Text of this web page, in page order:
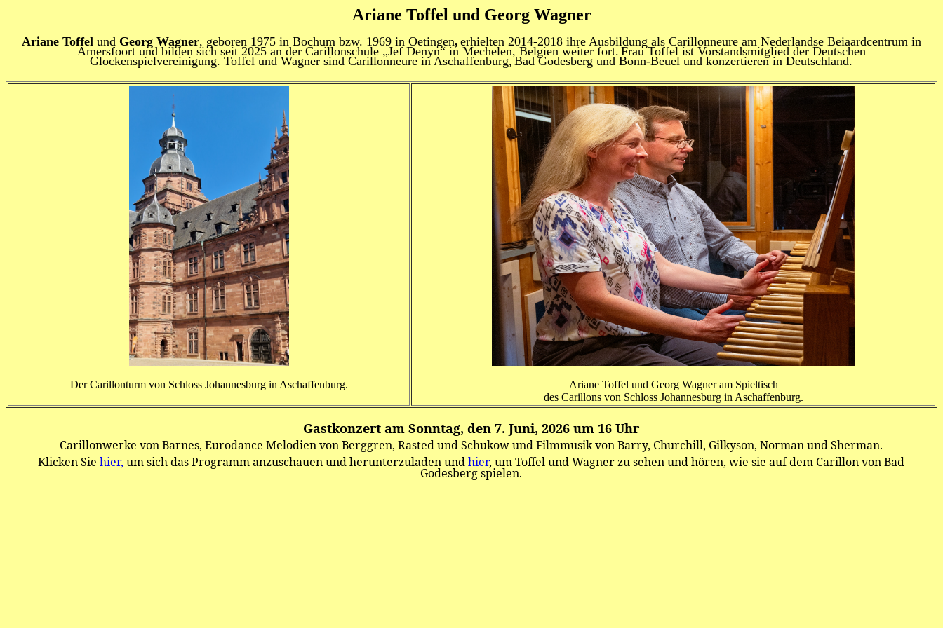
Ariane Toffel und Georg Wagner
Ariane Toffelund Georg Wagner, geboren 1975 in Bochum bzw. 1969 in Oetingen, erhielten 2014-2018 ihre Ausbildung als Carillonneure am Nederlandse Beiaardcentrum in
Amersfoort und bilden sich seit 2025 an der Carillonschule „Jef Denyn“ in Mechelen, Belgien weiter fort. Frau Toffel ist Vorstandsmitglied der Deutschen
Glockenspielvereinigung. Toffel und Wagner sind Carillonneure in Aschaffenburg,Bad Godesberg und Bonn-Beuel und konzertieren in Deutschland.
Der Carillonturm von Schloss Johannesburg in Aschaffenburg.
Ariane Toffel und Georg Wagner am Spieltisch
des Carillons von Schloss Johannesburg in Aschaffenburg.
Gastkonzert am Sonntag, den 7. Juni, 2026 um 16 Uhr
Carillonwerke von Barnes, Eurodance Melodien von Berggren, Rasted und Schukow und Filmmusik von Barry, Churchill, Gilkyson, Norman und Sherman.
Klicken Siehier, um sich das Programm anzuschauen und herunterzuladen undhier, um Toffel und Wagner zu sehen und hören, wie sie auf dem Carillon von Bad
Godesberg spielen.